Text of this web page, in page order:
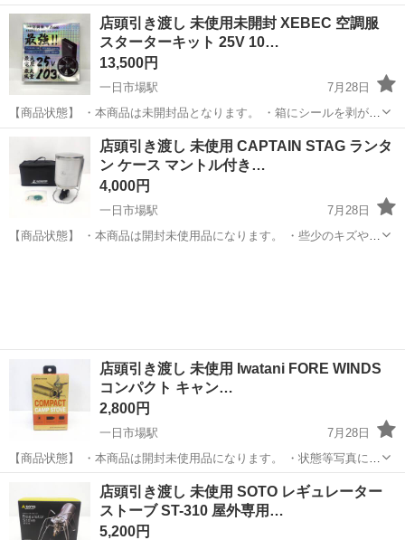
iwata.com/view/item/000000000542?srsltid=AfmBOorDDzF-3PZH0-
DiLKrEt8NWn...
長野 安曇野市 一日市場駅 その他 店頭
店頭引き渡し 未使用未開封 XEBEC 空調服
スターターキット 25V 10…
13,500円
一日市場駅
7月28日
【商品状態】 ・本商品は未開封品となります。 ・箱にシールを剥がし
た跡がございます。 現在店頭でも販売中です。 販売済みの場合はご容
赦くださいませ。 （※店頭受け渡し）当社では品物を直接お客様に見
て頂き安心...
安曇野市 一日市場駅 その他
店頭引き渡し 未使用 CAPTAIN STAG ランタ
ン ケース マントル付き…
4,000円
一日市場駅
7月28日
【商品状態】 ・本商品は開封未使用品になります。 ・些少のキズや汚
店頭引き渡し 未使用 Iwatani FORE WINDS
コンパクト キャン…
2,800円
一日市場駅
7月28日
【商品状態】 ・本商品は開封未使用品になります。 ・状態等写真にて
のご確認をお願い致します。 ・実際の作業手順に沿った動作確認は環
境がない為、行っておりません。調整等必要な場合がございます。 予
めご了承下さい。 ...
安曇野市 一日市場駅 その他 WINDS
店頭引き渡し 未使用 SOTO レギュレーター
ストーブ ST-310 屋外専用…
5,200円